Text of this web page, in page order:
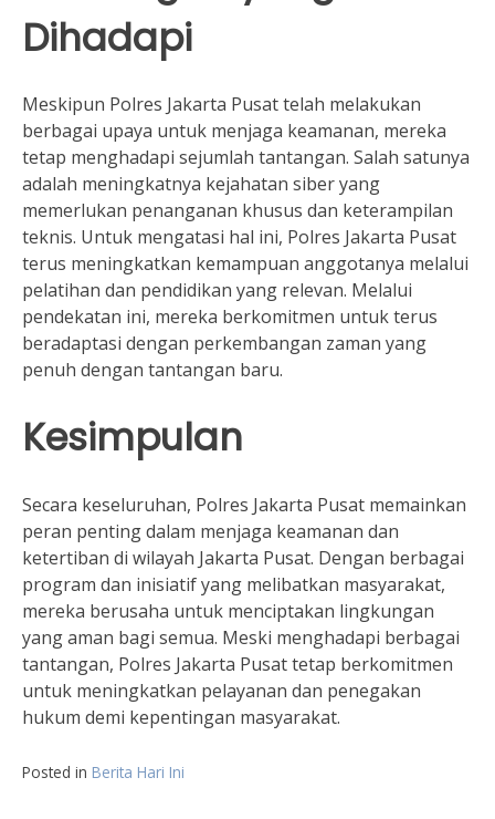
Dihadapi
Meskipun Polres Jakarta Pusat telah melakukan
berbagai upaya untuk menjaga keamanan, mereka
tetap menghadapi sejumlah tantangan. Salah satunya
adalah meningkatnya kejahatan siber yang
memerlukan penanganan khusus dan keterampilan
teknis. Untuk mengatasi hal ini, Polres Jakarta Pusat
terus meningkatkan kemampuan anggotanya melalui
pelatihan dan pendidikan yang relevan. Melalui
pendekatan ini, mereka berkomitmen untuk terus
beradaptasi dengan perkembangan zaman yang
penuh dengan tantangan baru.
Kesimpulan
Secara keseluruhan, Polres Jakarta Pusat memainkan
peran penting dalam menjaga keamanan dan
ketertiban di wilayah Jakarta Pusat. Dengan berbagai
program dan inisiatif yang melibatkan masyarakat,
mereka berusaha untuk menciptakan lingkungan
yang aman bagi semua. Meski menghadapi berbagai
tantangan, Polres Jakarta Pusat tetap berkomitmen
untuk meningkatkan pelayanan dan penegakan
hukum demi kepentingan masyarakat.
Posted in Berita Hari Ini